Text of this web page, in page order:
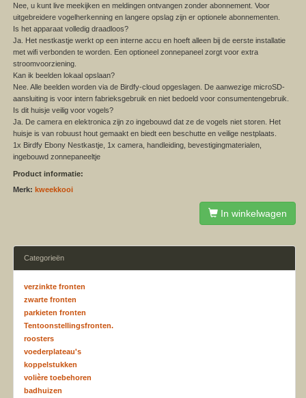
Nee, u kunt live meekijken en meldingen ontvangen zonder abonnement. Voor
uitgebreidere vogelherkenning en langere opslag zijn er optionele abonnementen.
Is het apparaat volledig draadloos?
Ja. Het nestkastje werkt op een interne accu en hoeft alleen bij de eerste installatie
met wifi verbonden te worden. Een optioneel zonnepaneel zorgt voor extra
stroomvoorziening.
Kan ik beelden lokaal opslaan?
Nee. Alle beelden worden via de Birdfy-cloud opgeslagen. De aanwezige microSD-
aansluiting is voor intern fabrieksgebruik en niet bedoeld voor consumentengebruik.
Is dit huisje veilig voor vogels?
Ja. De camera en elektronica zijn zo ingebouwd dat ze de vogels niet storen. Het
huisje is van robuust hout gemaakt en biedt een beschutte en veilige nestplaats.
1x Birdfy Ebony Nestkastje, 1x camera, handleiding, bevestigingmaterialen,
ingebouwd zonnepaneeltje
Product informatie:
Merk:kweekkooi
In winkelwagen
Categorieën
verzinkte fronten
zwarte fronten
parkieten fronten
Tentoonstellingsfronten.
roosters
voederplateau's
koppelstukken
volière toebehoren
badhuizen